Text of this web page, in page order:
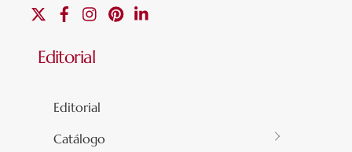
FacebookInstagramPinterest
Editorial
Editorial
Catálogo